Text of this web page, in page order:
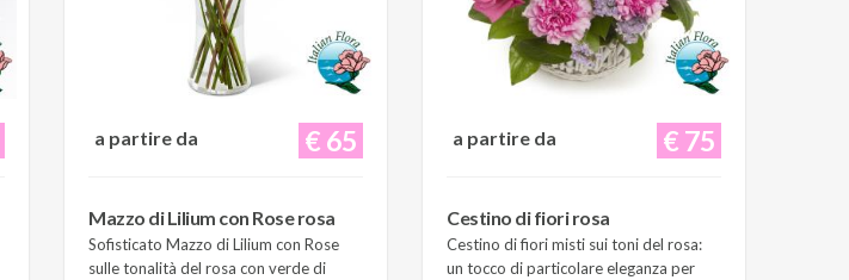
€ 65
a partire da
Mazzo di Lilium con Rose rosa
Sofisticato Mazzo di Lilium con Rose
sulle tonalità del rosa con verde di
€ 75
a partire da
Cestino di fiori rosa
Cestino di fiori misti sui toni del rosa:
un tocco di particolare eleganza per